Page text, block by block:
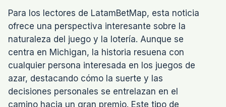
Para los lectores de LatamBetMap, esta noticia
ofrece una perspectiva interesante sobre la
naturaleza del juego y la lotería. Aunque se
centra en Michigan, la historia resuena con
cualquier persona interesada en los juegos de
azar, destacando cómo la suerte y las
decisiones personales se entrelazan en el
camino hacia un gran premio. Este tipo de